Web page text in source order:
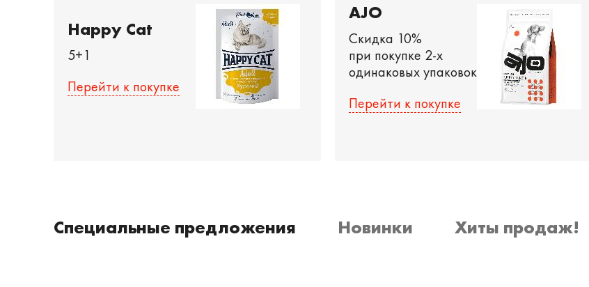
Happy Cat
5+1
Перейти к покупке
AJO
Скидка 10%
при покупке 2-х
одинаковых упаковок
Перейти к покупке
Специальные предложения Новинки Хиты продаж!